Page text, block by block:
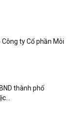
ty Cổ phần Môi
thành phố